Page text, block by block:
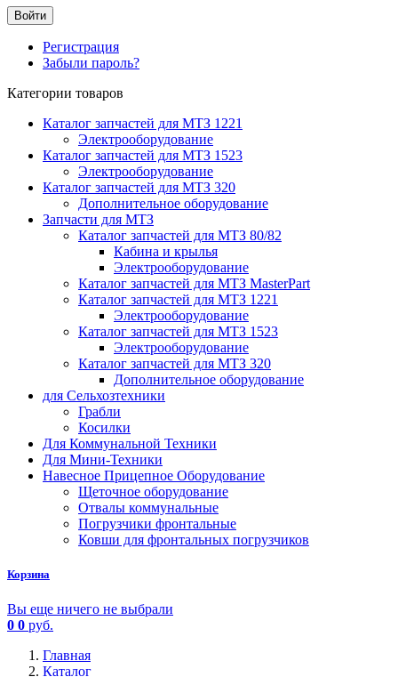
Регистрация
Забыли пароль?
Категории товаров
Каталог запчастей для МТЗ 1221
Электрооборудование
Каталог запчастей для МТЗ 1523
Электрооборудование
Каталог запчастей для МТЗ 320
Дополнительное оборудование
Запчасти для МТЗ
Каталог запчастей для МТЗ 80/82
Кабина и крылья
Электрооборудование
Каталог запчастей для МТЗ MasterPart
Каталог запчастей для МТЗ 1221
Электрооборудование
Каталог запчастей для МТЗ 1523
Электрооборудование
Каталог запчастей для МТЗ 320
Дополнительное оборудование
для Сельхозтехники
Грабли
Косилки
Для Коммунальной Техники
Для Мини-Техники
Навесное Прицепное Оборудование
Щеточное оборудование
Отвалы коммунальные
Погрузчики фронтальные
Ковши для фронтальных погрузчиков
Корзина
Вы еще ничего не выбрали
0 0 руб.
Главная
Каталог